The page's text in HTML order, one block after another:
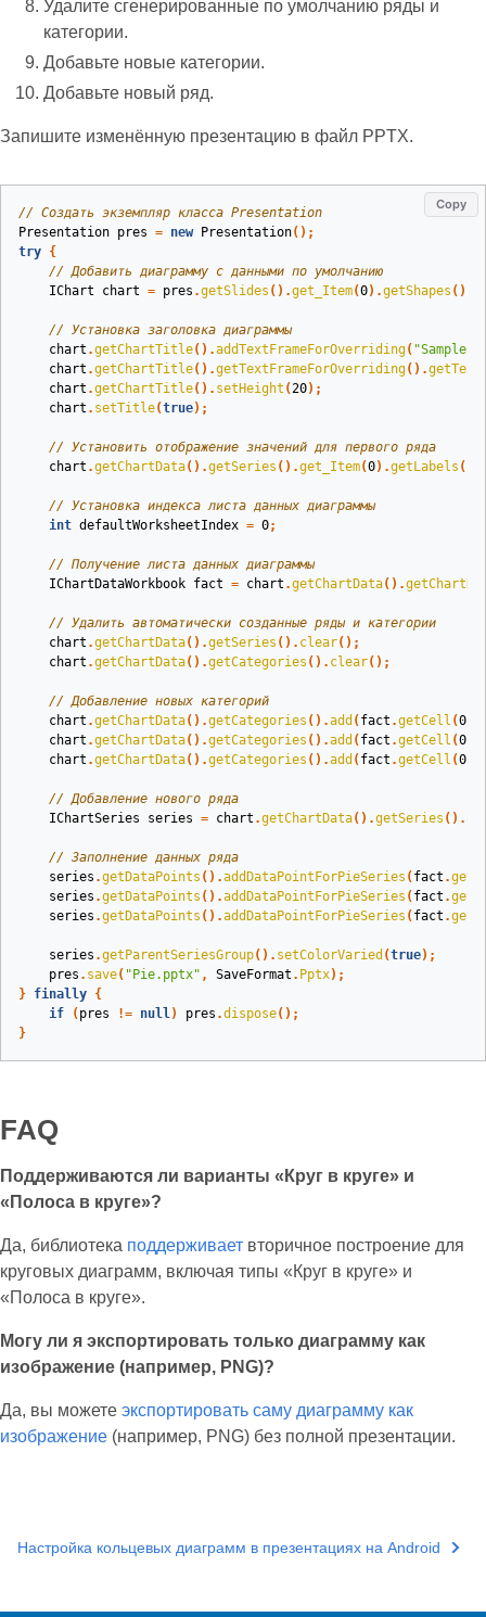
Удалите сгенерированные по умолчанию ряды и
категории.
Добавьте новые категории.
Добавьте новый ряд.
Запишите изменённую презентацию в файл PPTX.
Copy
// Создать экземпляр класса Presentation
Presentation pres = new Presentation();
try {
// Добавить диаграмму с данными по умолчанию
IChart
chart = pres .getSlides ().get_Item(0).getShapes ().
// Установка заголовка диаграммы
chart .getChartTitle().addTextFrameForOverriding( "Sample
chart .getChartTitle().getTextFrameForOverriding().
chart .getChartTitle(). setHeight (20);
chart . setTitle(true);
// Установить отображение значений для первого ряда
chart .getChartData().getSeries ().get_Item(0).getLabels ().
// Установка индекса листа данных диаграммы
int defaultWorksheetIndex = 0;
// Получение листа данных диаграммы
IChartDataWorkbook fact = chart .getChartData().
// Удалить автоматически созданные ряды и категории
chart .getChartData().getSeries (). clear();
chart .getChartData().getCategories (). clear();
// Добавление новых категорий
chart .getChartData().getCategories ().add ( fact .getCell (0
chart .getChartData().getCategories ().add ( fact .getCell (0
chart .getChartData().getCategories ().add ( fact .getCell (0
// Добавление нового ряда
IChartSeries
series = chart .getChartData().getSeries ().
// Заполнение данных ряда
series .getDataPoints ().addDataPointForPieSeries ( fact .
series .getDataPoints ().addDataPointForPieSeries ( fact .
series .getDataPoints ().addDataPointForPieSeries ( fact .
series .getParentSeriesGroup(). setColorVaried (true);
pres . save( "Pie.pptx" , SaveFormat . Pptx);
} finally {
if
( pres != null) pres .dispose();
}
FAQ
Поддерживаются ли варианты «Круг в круге» и
«Полоса в круге»?
Да, библиотека поддерживает вторичное построение для
круговых диаграмм, включая типы «Круг в круге» и
«Полоса в круге».
Могу ли я экспортировать только диаграмму как
изображение (например, PNG)?
Да, вы можете экспортировать саму диаграмму как
изображение (например, PNG) без полной презентации.
Настройка кольцевых диаграмм в презентациях на Android